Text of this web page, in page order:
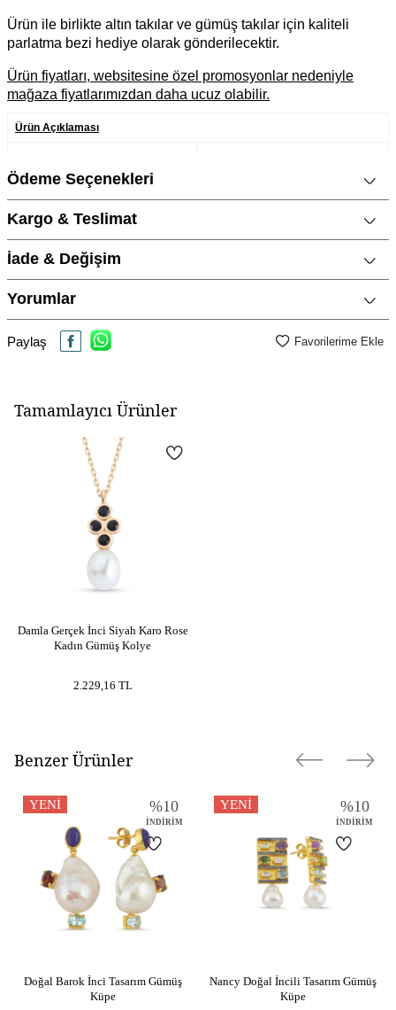
Ürün ile birlikte altın takılar ve gümüş takılar için kaliteli
parlatma bezi hediye olarak gönderilecektir.
Ürün fiyatları, websitesine özel promosyonlar nedeniyle
mağaza fiyatlarımızdan daha ucuz olabilir.
Ürün Açıklaması
Cinsiyet
Metal Cinsi
Kategori Küpe
Taş Cinsi
Materyal Rengi
siyah taşlı gümüş küpe
Ödeme Seçenekleri
Kargo & Teslimat
İade & Değişim
Yorumlar
Paylaş Favorilerime Ekle
Tamamlayıcı Ürünler
Damla Gerçek İnci Siyah Karo Rose
Kadın Gümüş Kolye
2.229,16 TL
Benzer Ürünler
YENI %10
İNDIRIM
Doğal Barok İnci Tasarım Gümüş
Küpe
YENI %10
İNDIRIM
Nancy Doğal İncili Tasarım Gümüş
Küpe